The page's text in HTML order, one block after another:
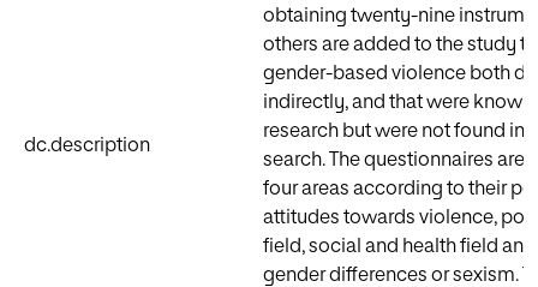
dc.description
obtaining twenty-nine
others are added to the study
gender-based violence both
indirectly, and that were
research but were not found in
search. The questionnaires are
four areas according to their
attitudes towards violence,
field, social and health field
gender differences or sexism.